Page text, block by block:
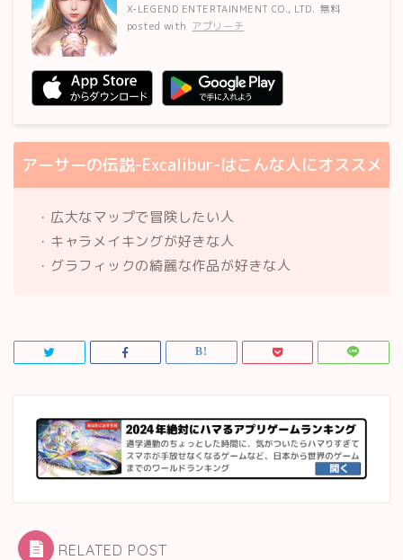
X-LEGEND ENTERTAINMENT CO., LTD. 無料
posted with アプリーチ
アーサーの伝説-Excalibur-はこんな人にオススメ
・広大なマップで冒険したい人
・キャラメイキングが好きな人
・グラフィックの綺麗な作品が好きな人
RELATED POST